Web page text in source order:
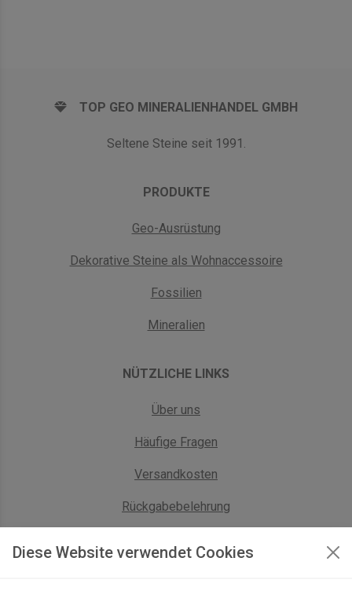
Diese Website verwendet Cookies
TOP GEO MINERALIENHANDEL GMBH
Seltene Steine seit 1991.
PRODUKTE
Geo-Ausrüstung
Dekorative Steine als Wohnaccessoire
Fossilien
Mineralien
NÜTZLICHE LINKS
Über uns
Häufige Fragen
Versandkosten
Rückgabebelehrung